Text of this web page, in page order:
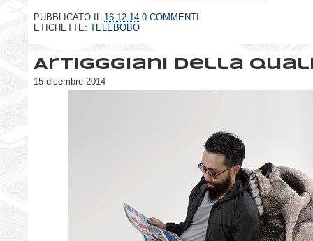
PUBBLICATO IL 16.12.14 0 COMMENTI
ETICHETTE: TELEBOBO
Artigggiani della
15 dicembre 2014